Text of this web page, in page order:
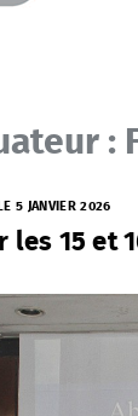
5 JANVIER 2026
les 15 et